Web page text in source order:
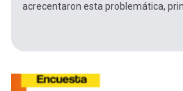
acrecentaron esta problemática,